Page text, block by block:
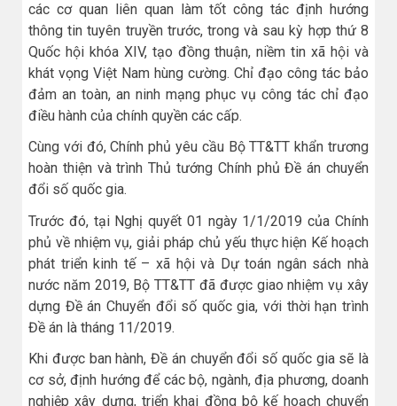
các cơ quan liên quan làm tốt công tác định hướng
thông tin tuyên truyền trước, trong và sau kỳ hợp thứ 8
Quốc hội khóa XIV, tạo đồng thuận, niềm tin xã hội và
khát vọng Việt Nam hùng cường. Chỉ đạo công tác bảo
đảm an toàn, an ninh mạng phục vụ công tác chỉ đạo
điều hành của chính quyền các cấp.
Cùng với đó, Chính phủ yêu cầu Bộ TT&TT khẩn trương
hoàn thiện và trình Thủ tướng Chính phủ Đề án chuyển
đổi số quốc gia.
Trước đó, tại Nghị quyết 01 ngày 1/1/2019 của Chính
phủ về nhiệm vụ, giải pháp chủ yếu thực hiện Kế hoạch
phát triển kinh tế – xã hội và Dự toán ngân sách nhà
nước năm 2019, Bộ TT&TT đã được giao nhiệm vụ xây
dựng Đề án Chuyển đổi số quốc gia, với thời hạn trình
Đề án là tháng 11/2019.
Khi được ban hành, Đề án chuyển đổi số quốc gia sẽ là
cơ sở, định hướng để các bộ, ngành, địa phương, doanh
nghiệp xây dựng, triển khai đồng bộ kế hoạch chuyển